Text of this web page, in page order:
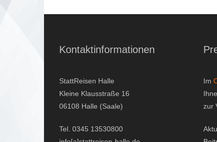
Kontaktinformationen
StattReisen Halle
Kleine Klausstraße 16
06108 Halle (Saale)
Tel. 0345 13530800
Im
zur